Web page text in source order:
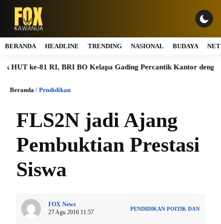
BERANDA HEADLINE TRENDING NASIONAL BUDAYA
ke-81 RI, BRI BO Kelapa Gading Percantik Kantor dengan
Beranda / Pendidikan
FLS2N jadi Ajang
Pembuktian Prestasi
Siswa
FOX News
27 Agu 2016 11:57
PENDIDIKAN POITIK DAN